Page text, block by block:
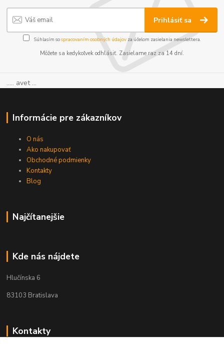
Prihlásiť sa
Súhlasím sospracovaním osobných údajov za účelom zasielania newslettera.
Môžete sa kedykoľvek odhlásiť. Zasielame raz za 14 dní.
..... avet ...
Informácie pre zákazníkov
O nás
Ako nakupovať
Obchodné podmienky
Kontakty
Blog
Najčítanejšie
Kde nás nájdete
Hlučínska 6
83103 Bratislava
Kontakty